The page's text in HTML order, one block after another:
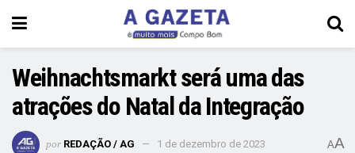
Weihnachtsmarkt será uma das
atrações do Natal da Integração
por REDAÇÃO / AG 1 de dezembro de 2023 AA